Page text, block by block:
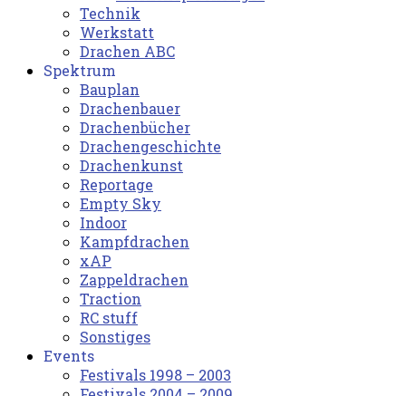
Technik
Werkstatt
Drachen ABC
Spektrum
Bauplan
Drachenbauer
Drachenbücher
Drachengeschichte
Drachenkunst
Reportage
Empty Sky
Indoor
Kampfdrachen
xAP
Zappeldrachen
Traction
RC stuff
Sonstiges
Events
Festivals 1998 – 2003